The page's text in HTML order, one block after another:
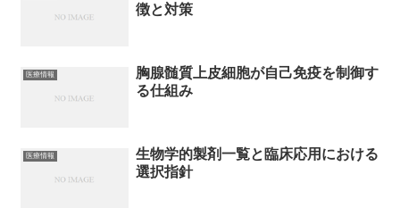
徴と対策
医療情報
胸腺髄質上皮細胞が自己免疫を制御す
る仕組み
医療情報
生物学的製剤一覧と臨床応用における
選択指針